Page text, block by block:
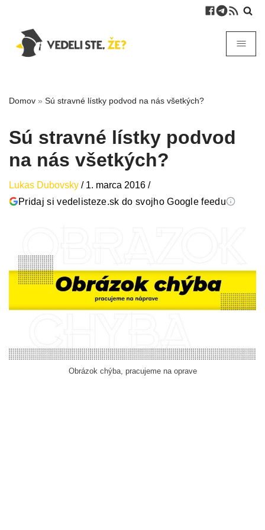
Domov » Sú stravné lístky podvod na nás všetkých?
Sú stravné lístky podvod
na nás všetkých?
Lukas Dubovsky / 1. marca 2016 /
Pridaj si vedelisteze.sk do svojho Google feedu
Obrázok chýba, pracujeme na oprave